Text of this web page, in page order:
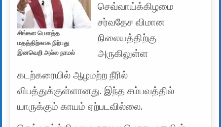
சிங்கள பௌத்த
மதத்திற்காக நிற்பது
இனவெறி அல்ல நாமல்
செவ்வாய்க்கிழமை
சர்வதேச விமான
நிலையத்திற்கு
அருகிலுள்ள
கடற்கரையில் ஆழமற்ற நீரில்
விபத்துக்குள்ளானது. இந்த சம்பவத்தில்
யாருக்கும் காயம் ஏற்படவில்லை.